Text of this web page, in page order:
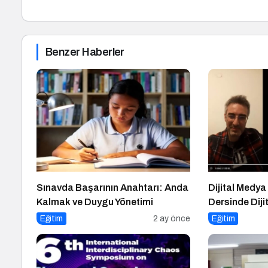
Benzer Haberler
Sınavda Başarının Anahtarı: Anda
Kalmak ve Duygu Yönetimi
Eğitim 2 ay önce
Dijital Medya
Dersinde
Konuşuldu
Eğitim